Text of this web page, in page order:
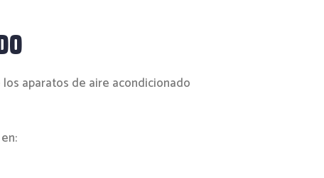
aparatos de aire acondicionado